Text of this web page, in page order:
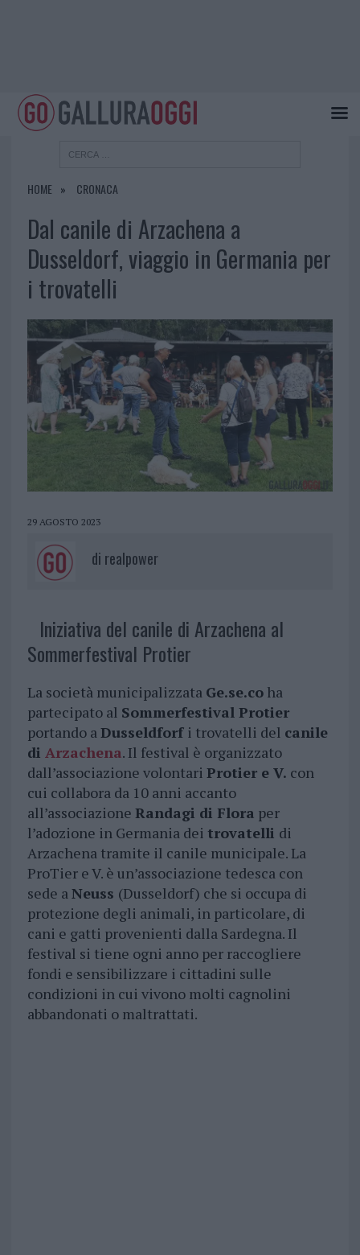
HOME CRONACA
Dal canile di Arzachena a
Dusseldorf, viaggio in Germania per
i trovatelli
29 AGOSTO 2023
di realpower
Iniziativa del canile di Arzachena al
Sommerfestival Protier
La società municipalizzata Ge.se.coha
partecipato al Sommerfestival Protier
portando aDusseldforf i trovatelli del canile
di Arzachena. Il festival è organizzato
dall’associazione volontari Protier e V. con
cui collabora da 10 anni accanto
all’associazione Randagi di Flora per
l’adozione in Germania dei trovatelli di
Arzachena tramite il canile municipale. La
ProTier e V. è un’associazione tedesca con
sede aNeuss (Dusseldorf) che si occupa di
protezione degli animali, in particolare, di
cani e gatti provenienti dalla Sardegna. Il
festival si tiene ogni anno per raccogliere
fondi e sensibilizzare i cittadini sulle
condizioni in cui vivono molti cagnolini
abbandonati o maltrattati.